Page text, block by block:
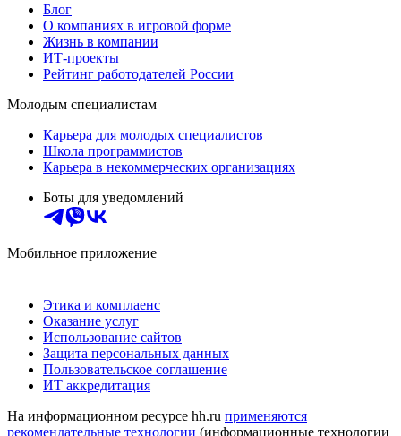
Блог
О компаниях в игровой форме
Жизнь в компании
ИТ-проекты
Рейтинг работодателей России
Молодым специалистам
Карьера для молодых специалистов
Школа программистов
Карьера в некоммерческих организациях
Боты для уведомлений
Мобильное приложение
Этика и комплаенс
Оказание услуг
Использование сайтов
Защита персональных данных
Пользовательское соглашение
ИТ аккредитация
На информационном ресурсе hh.ru применяются
рекомендательные технологии (информационные технологии